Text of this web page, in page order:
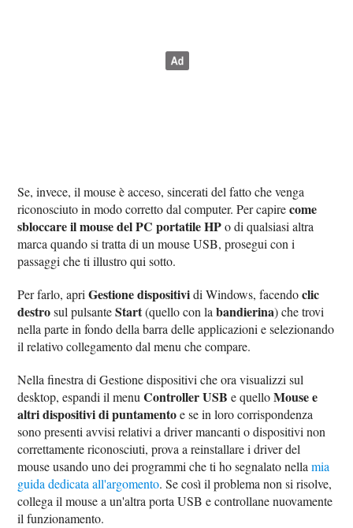
Se, invece, il mouse è acceso, sincerati del fatto che venga
riconosciuto in modo corretto dal computer. Per capirecome
sbloccare il mouse del PC portatile HPo di qualsiasi altra
marca quando si tratta di un mouse USB, prosegui con i
passaggi che ti illustro qui sotto.
Per farlo, apriGestione dispositividi Windows, facendoclic
destrosul pulsanteStart(quello con labandierina) che trovi
nella parte in fondo della barra delle applicazioni e selezionando
il relativo collegamento dal menu che compare.
Nella finestra di Gestione dispositivi che ora visualizzi sul
desktop, espandi il menuController USB e quelloMouse e
altri dispositivi di puntamentoe se in loro corrispondenza
sono presenti avvisi relativi a driver mancanti o dispositivi non
correttamente riconosciuti, prova a reinstallare i driver del
mouse usando uno dei programmi che ti ho segnalato nellamia
guida dedicata all'argomento. Se così il problema non si risolve,
collega il mouse a un'altra porta USB e controllane nuovamente
il funzionamento.